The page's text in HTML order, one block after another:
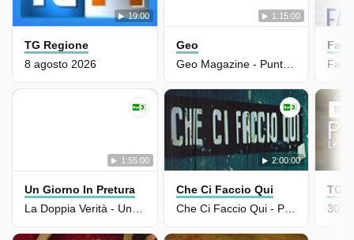
19:00
TG Regione
8 agosto 2026
1:15:00
Geo
Geo Magazine - Puntata Del 07/08/2026
1:55:00
Un Giorno In Pretura
2:00:00
Che Ci Faccio Qui
Che Ci Faccio Qui - Parlami Di Te - Puntata Del 10/06/2025
TGR
30